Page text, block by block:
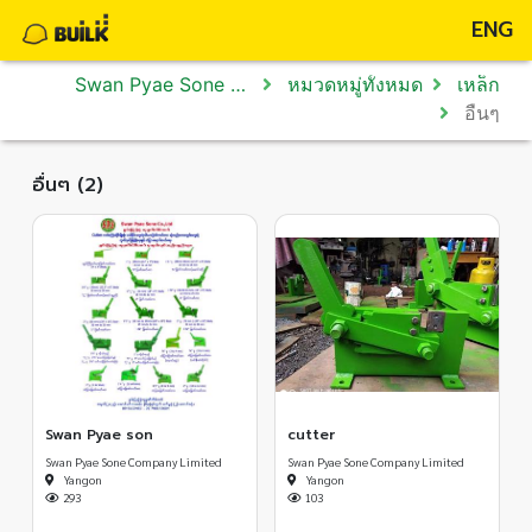
ENG
Swan Pyae Sone Company Limited หมวดหมู่ทั้งหมด
เหล็ก
อื่นๆ
อื่นๆ (2)
Swan Pyae son
Swan Pyae Sone Company Limited
Yangon
293
cutter
Swan Pyae Sone Company Limited
Yangon
103